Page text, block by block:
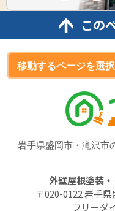
この
岩手県盛岡市・滝沢市
外壁屋根塗装
〒020-0122 岩手
フリーダ